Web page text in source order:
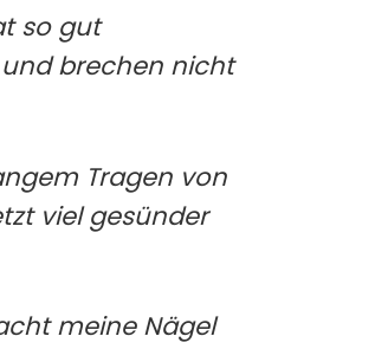
so gut
und brechen nicht
Tragen von
viel gesünder
meine Nägel